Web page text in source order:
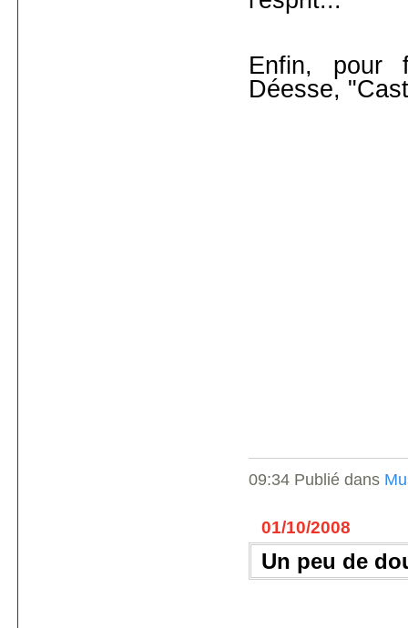
Enfin, pour
Déesse,
09:34 Publié dans
01/10/2008
Un peu de